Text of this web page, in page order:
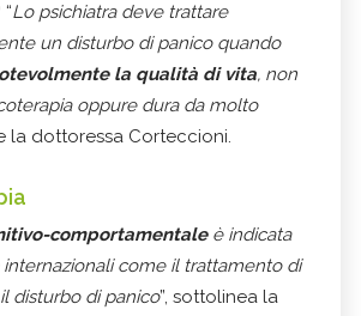
“Lo psichiatra deve trattare
un disturbo di panico quando
la qualità di vita, non
oppure dura da molto
la dottoressa Corteccioni.
comportamentaleè indicata
come il trattamento di
disturbo di panico”, sottolinea la